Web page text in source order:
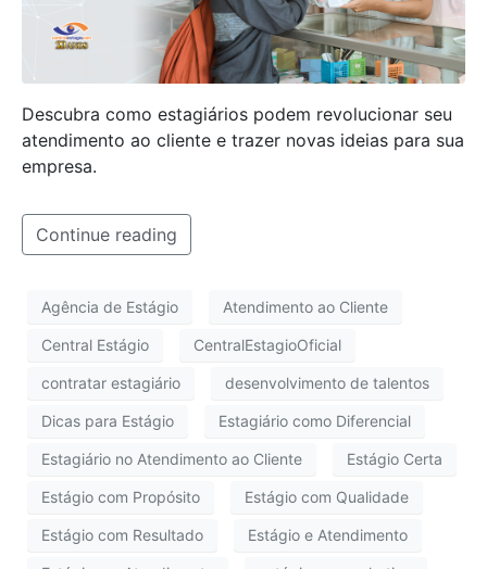
Descubra como estagiários podem revolucionar seu
atendimento ao cliente e trazer novas ideias para sua
empresa.
Continue reading
Agência de Estágio Atendimento ao Cliente
Central Estágio CentralEstagioOficial
contratar estagiário desenvolvimento de talentos
Dicas para Estágio Estagiário como Diferencial
Estagiário no Atendimento ao Cliente Estágio Certa
Estágio com Propósito Estágio com Qualidade
Estágio com Resultado Estágio e Atendimento